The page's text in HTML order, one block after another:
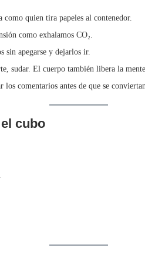
como quien tira papeles al contenedor.
como exhalamos CO₂.
sin apegarse y dejarlos ir.
sudar. El cuerpo también libera la
los comentarios antes de que se
cubo